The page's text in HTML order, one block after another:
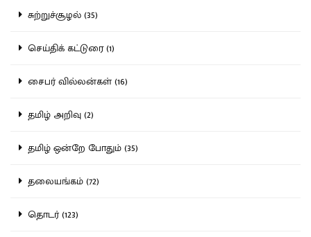
சுற்றுச்சூழல் (35)
செய்திக் கட்டுரை (1)
சைபர் வில்லன்கள் (16)
தமிழ் அறிவு (2)
தமிழ் ஒன்றே போதும் (35)
தலையங்கம் (72)
தொடர் (123)